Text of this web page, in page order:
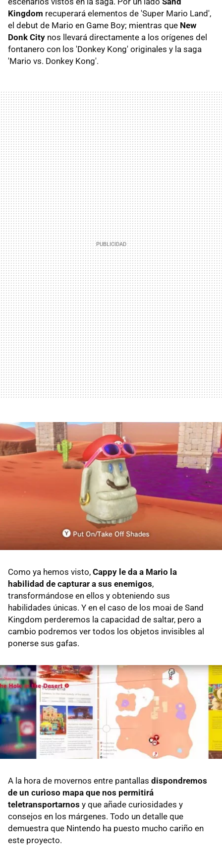
Kingdom recuperará elementos de 'Super Mario Land',
el debut de Mario en Game Boy; mientras que New
Donk City nos llevará directamente a los orígenes del
fontanero con los 'Donkey Kong' originales y la saga
'Mario vs. Donkey Kong'.
Como ya hemos visto, Cappy le da a Mario la
habilidad de capturar a sus enemigos,
transformándose en ellos y obteniendo sus
habilidades únicas. Y en el caso de los moai de Sand
Kingdom perderemos la capacidad de saltar, pero a
cambio podremos ver todos los objetos invisibles al
ponerse sus gafas.
A la hora de movernos entre pantallas dispondremos
de un curioso mapa que nos permitirá
teletransportarnos y que añade curiosidades y
consejos en los márgenes. Todo un detalle que
demuestra que Nintendo ha puesto mucho cariño en
este proyecto.